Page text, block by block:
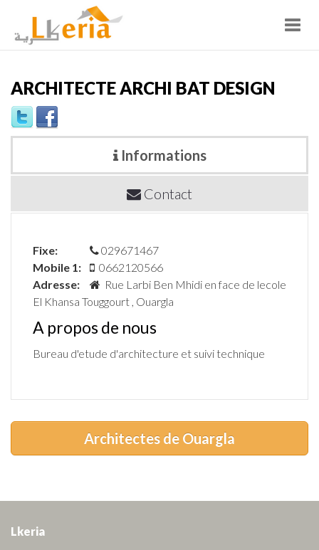
ARCHITECTE ARCHI BAT DESIGN
Informations
Contact
Fixe:
029671467
Mobile 1:
0662120566
Adresse:
Rue Larbi Ben Mhidi en face de lecole
El Khansa Touggourt , Ouargla
A propos de nous
Bureau d'etude d'architecture et suivi technique
Architectes de Ouargla
Lkeria